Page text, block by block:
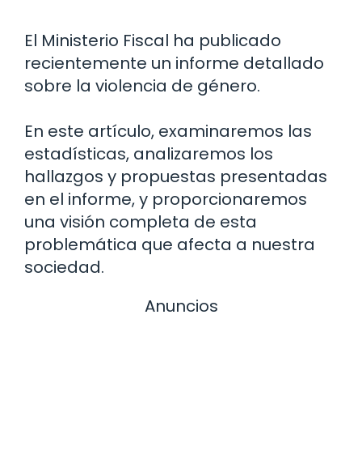
El Ministerio Fiscal ha publicado
recientemente un informe detallado
sobre la violencia de género.
En este artículo, examinaremos las
estadísticas, analizaremos los
hallazgos y propuestas presentadas
en el informe, y proporcionaremos
una visión completa de esta
problemática que afecta a nuestra
sociedad.
Anuncios